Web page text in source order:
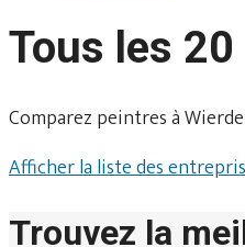
Tous les
Comparez peintres à
Afficher la liste des
Trouvez la